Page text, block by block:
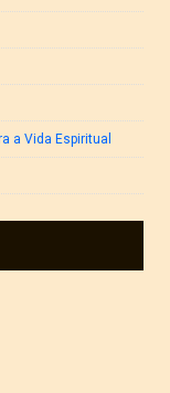
a Vida Espiritual